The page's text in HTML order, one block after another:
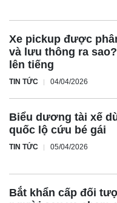
Xe pickup được
và lưu thông ra
lên tiếng
TIN TỨC 04/04/2026
Biểu dương tài xế
quốc lộ cứu bé gái
TIN TỨC 05/04/2026
Bắt khẩn cấp đối